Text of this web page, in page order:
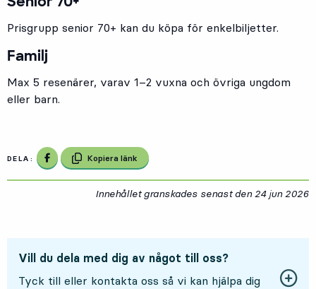
Prisgrupp senior 70+ kan du köpa för enkelbiljetter.
Familj
Max 5 resenärer, varav 1–2 vuxna och övriga ungdom
eller barn.
DELA: Dela på Facebook
Kopiera länk
Innehållet granskades senast den 24 jun 2026
Vill du dela med dig av något till oss?
Tyck till eller kontakta oss så vi kan hjälpa dig